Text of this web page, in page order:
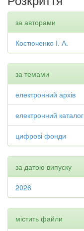
за авторами
Костюченко І. А.
за темами
електронний архів
електронний каталог
цифрові фонди
за датою випуску
2026
містить файли